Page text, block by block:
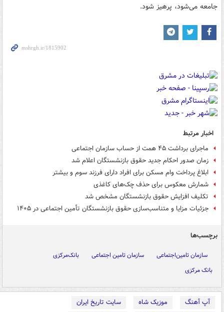
جامعه می‌شود، پرهیز شود.
اخبار مرتبط
ماجرای برداشت ۴۵ همت از حساب سازمان اجتماعی
زمان صدور احکام جدید حقوق بازنشستگان اعلام شد
ابلاغ پرداخت وام مسکن برای افراد دارای فرزند سوم و بیشتر
شمارش معکوس برای حذف چک‌های کاغذی
تکلیف افزایش حقوق بازنشستگان مشخص شد
جزئیات مزایا و متناسب‌سازی حقوق بازنشستگان تأمین اجتماعی در ۱۴۰۵
برچسب‌ها
سازمان تامین‌اجتماعی سازمان تامین اجتماعی
بانک‌مرکزی
بانک مرکزی
آپ آهنگ موزیک شاه
سایت تاریخ ایران